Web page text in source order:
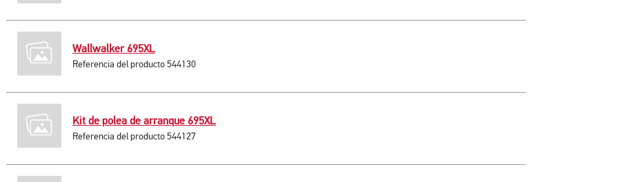
Wallwalker 695XL
Referencia del producto 544130
Kit de polea de arranque 695XL
Referencia del producto 544127